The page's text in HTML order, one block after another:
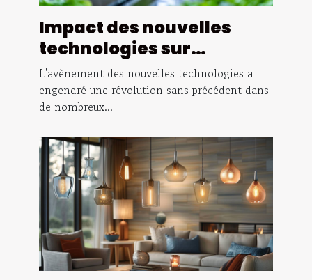
Impact des nouvelles
technologies sur
l'efficacité des chaînes
de production
agroalimentaires
L'avènement des nouvelles technologies a
engendré une révolution sans précédent dans
de nombreux...